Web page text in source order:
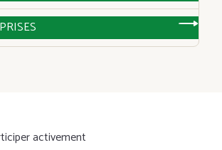
activement